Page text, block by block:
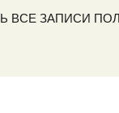
ВСЕ ЗАПИСИ